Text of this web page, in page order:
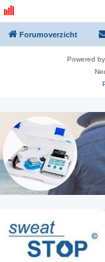
Forumoverzicht
Powered by